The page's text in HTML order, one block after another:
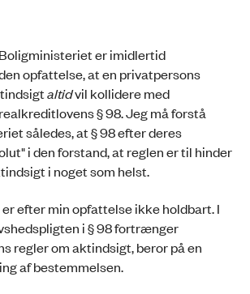
er imidlertid
opfattelse, at en privatpersons
altidvil kollidere med
§ 98. Jeg må forstå
således, at § 98 efter deres
i den forstand, at reglen er til hinder
i noget som helst.
efter min opfattelse ikke holdbart. I
i § 98 fortrænger
regler om aktindsigt, beror på en
af bestemmelsen.